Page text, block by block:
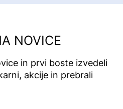
NOVICE
in prvi boste izvedeli
akcije in prebrali